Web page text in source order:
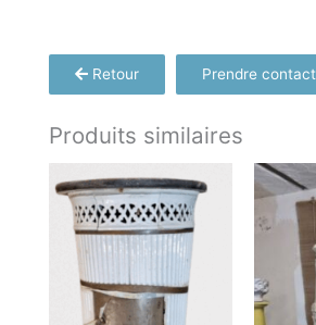
Retour Prendre contact
Produits similaires